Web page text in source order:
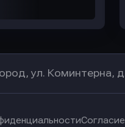
ул. Коминтерна,